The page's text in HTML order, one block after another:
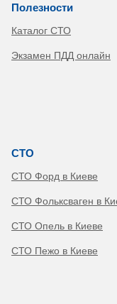
Полезности
Каталог СТО
Экзамен ПДД онлайн
СТО
СТО Форд в Киеве
СТО Фольксваген в
СТО Опель в Киеве
СТО Пежо в Киеве